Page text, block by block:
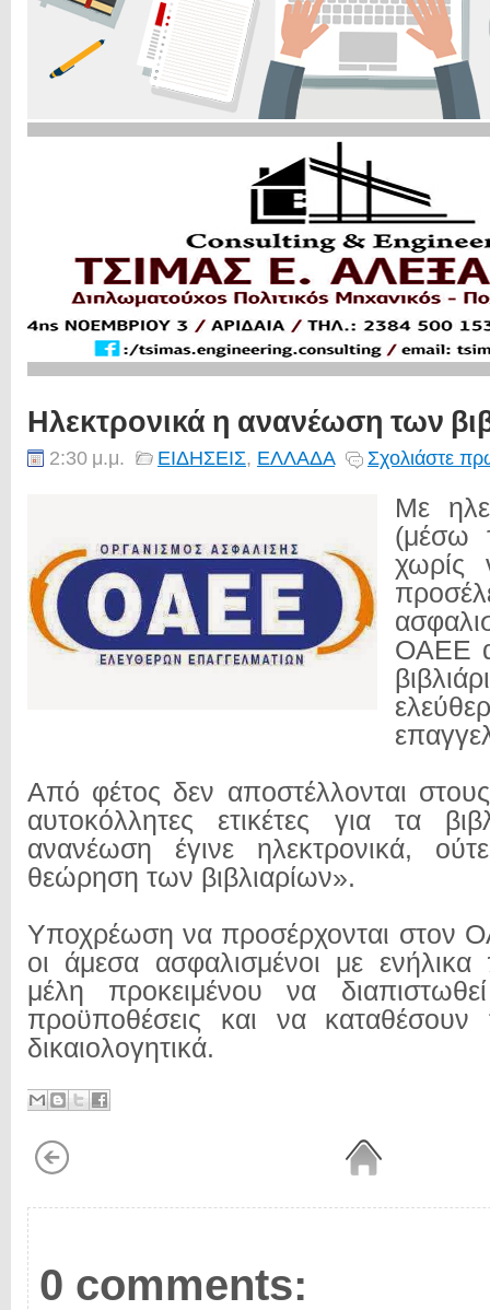
Ηλεκτρονικά η ανανέωση των
2:30 μ.μ. ΕΙΔΗΣΕΙΣ, ΕΛΛΑΔΑ Σχολιάστε
Με
(μέσω
χωρίς
ΟΑΕΕ
Από φέτος δεν αποστέλλονται
αυτοκόλλητες ετικέτες για τα
ανανέωση έγινε ηλεκτρονικά, ούτε
θεώρηση των βιβλιαρίων».
Υποχρέωση να προσέρχονται στον
οι άμεσα ασφαλισμένοι με ενήλικα
μέλη προκειμένου να
προϋποθέσεις και να καταθέσουν
δικαιολογητικά.
0 comments: